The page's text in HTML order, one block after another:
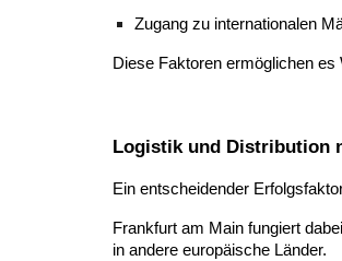
Zugang zu internationalen
Diese Faktoren ermöglichen
Logistik und Distribution
Ein entscheidender
Frankfurt am Main fungiert
in andere europäische Länder.